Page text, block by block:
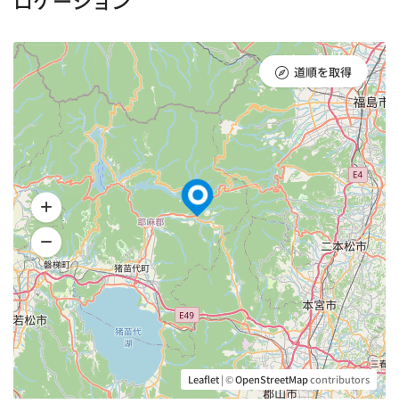
Leaflet| ©OpenStreetMapcontributors
道順を取得